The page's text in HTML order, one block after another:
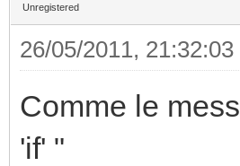
Unregistered
26/05/2011, 21:32:03
Comme le
'if' "